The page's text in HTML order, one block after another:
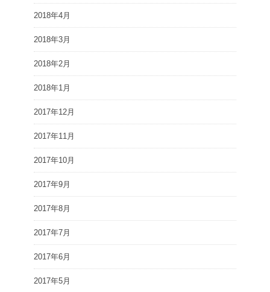
2018年4月
2018年3月
2018年2月
2018年1月
2017年12月
2017年11月
2017年10月
2017年9月
2017年8月
2017年7月
2017年6月
2017年5月